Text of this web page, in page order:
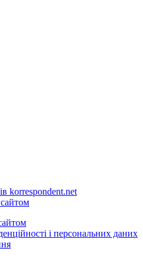
korrespondent.net
і персональних даних